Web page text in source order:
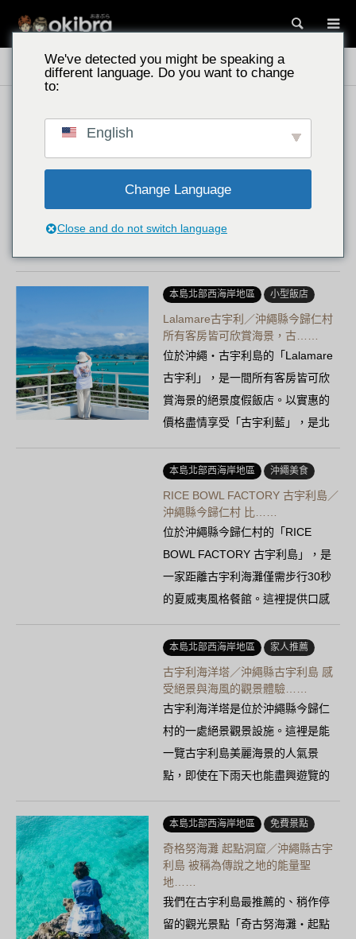
搜尋
沖繩景點 本島北部・名護地區 古宇利島
今歸仁村 家人推薦
泳池別墅 古宇利島／沖繩縣今歸仁
村 客房直通泳池與絕景露台……
宇利島 by Cordio Smart
Resort」。所有客房的露台皆可直
讓您體驗極致的非日常感受……
本島北部西海岸地區 小型飯店
Lalamare古宇利／沖繩縣今歸仁村
所有客房皆可欣賞海景，古……
位於沖繩・古宇利島的「Lalamare
古宇利」，是一間所有客房皆可欣
賞海景的絕景度假飯店。以實惠的
價格盡情享受「古宇利藍」，是北
部觀光的理想據點……
本島北部西海岸地區 沖繩美食
RICE BOWL FACTORY 古宇利島／
沖繩縣今歸仁村 比……
位於沖繩縣今歸仁村的「RICE
BOWL FACTORY 古宇利島」，是
一家距離古宇利海灘僅需步行30秒
的夏威夷風格餐館。這裡提供口感
酥脆的塔可飯、蒜香蝦等……
本島北部西海岸地區 家人推薦
古宇利海洋塔／沖繩縣古宇利島 感
受絕景與海風的觀景體驗……
古宇利海洋塔是位於沖繩縣今歸仁
村的一處絕景觀景設施。這裡是能
一覽古宇利島美麗海景的人氣景
點，即使在下雨天也能盡興遊覽的
貝殼博物館和……
本島北部西海岸地區 免費景點
奇格努海灘 起點洞窟／沖繩縣古宇
利島 被稱為傳說之地的能量聖
地……
我們在古宇利島最推薦的、稍作停
留的觀光景點「奇古努海灘・起點
We've detected you might be speaking a
different language. Do you want to change
to:
English
Change Language
Close and do not switch language